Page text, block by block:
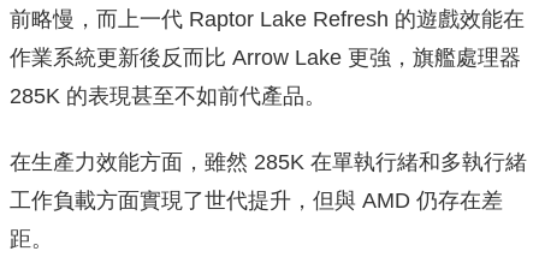
前略慢，而上一代 Raptor Lake Refresh 的遊戲效能在
作業系統更新後反而比 Arrow Lake 更強，旗艦處理器
285K 的表現甚至不如前代產品。
在生產力效能方面，雖然 285K 在單執行緒和多執行緒
工作負載方面實現了世代提升，但與 AMD 仍存在差
距。